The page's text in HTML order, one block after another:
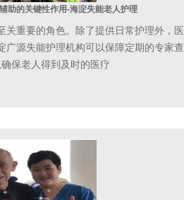
助的关键性作用-海淀失能老人护理
关重要的角色。除了提供日常护理外，医
广源失能护理机构可以保障定期的专家查
保老人得到及时的医疗